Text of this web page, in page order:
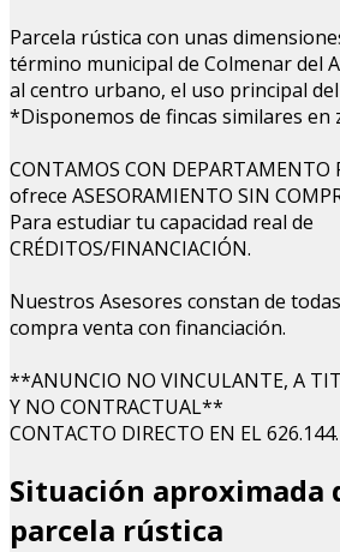
Parcela rústica con unas
término municipal de Colmenar del
al centro urbano, el uso principal
*Disponemos de fincas similares en
CONTAMOS CON DEPARTAMENTO
ofrece ASESORAMIENTO SIN
Para estudiar tu capacidad real de
CRÉDITOS/FINANCIACIÓN.
Nuestros Asesores constan de
compra venta con financiación.
**ANUNCIO NO VINCULANTE, A
Y NO CONTRACTUAL**
CONTACTO DIRECTO EN EL
Situación aproximada
parcela rústica